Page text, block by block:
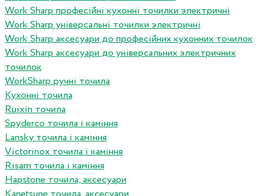
Work Sharp професiйнi кухоннi точилки электричнi
Work Sharp унiверсальнi точилки электричнi
Work Sharp аксесуари до професiйних кухонних точилок
Work Sharp аксесуари до унiверсальних электричних
точилок
WorkSharp ручні точила
Кухонні точила
Ruixin точила
Spyderco точила і каміння
Lansky точила і каміння
Victorinox точила і каміння
Risam точила і каміння
Hapstone точила, аксесуари